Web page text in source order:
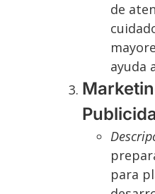
de
ayuda
para